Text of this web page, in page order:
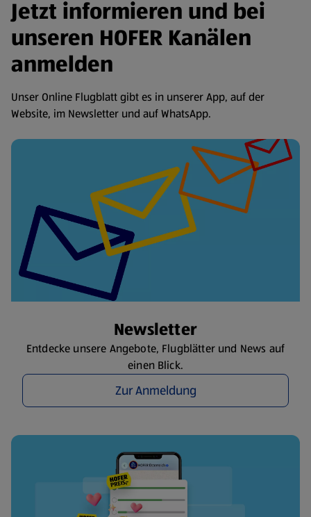
Jetzt informieren und bei
unseren HOFER Kanälen
anmelden
Unser Online Flugblatt gibt es in unserer App, auf der
Website, im Newsletter und auf WhatsApp.
Newsletter
Entdecke unsere Angebote, Flugblätter und News auf
einen Blick.
Zur Anmeldung